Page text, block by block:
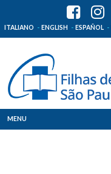
ITALIANO ENGLISH ESPAÑOL
MENU